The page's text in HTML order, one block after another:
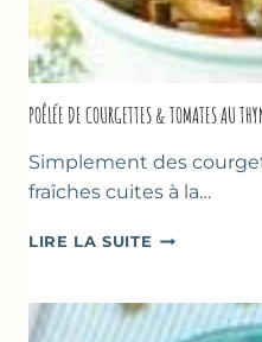
POÊLÉE DE COURGETTES & TOMATES AU
Simplement des
fraîches cuites à la…
LIRE LA SUITE POÊLÉE
&
TOMATES